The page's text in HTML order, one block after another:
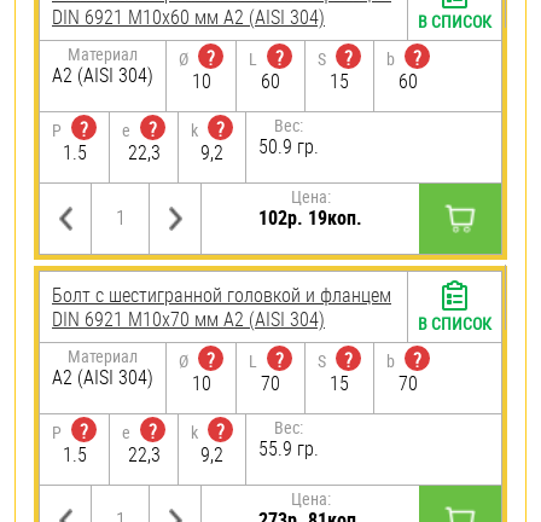
DIN 6921 М10х60 мм А2 (AISI 304)
Материал
А2 (AISI 304)
Ø
?
10
L
?
60
S
?
15
b
?
60
P
?
1.5
e
?
22,3
k
?
9,2
Вес:
50.9 гр.
Цена:
102р. 19коп.
В СПИСОК
Болт с шестигранной головкой и фланцем
DIN 6921 М10х70 мм А2 (AISI 304)
Материал
А2 (AISI 304)
Ø
?
10
L
?
70
S
?
15
b
?
70
P
?
1.5
e
?
22,3
k
?
9,2
Вес:
55.9 гр.
Цена:
В СПИСОК